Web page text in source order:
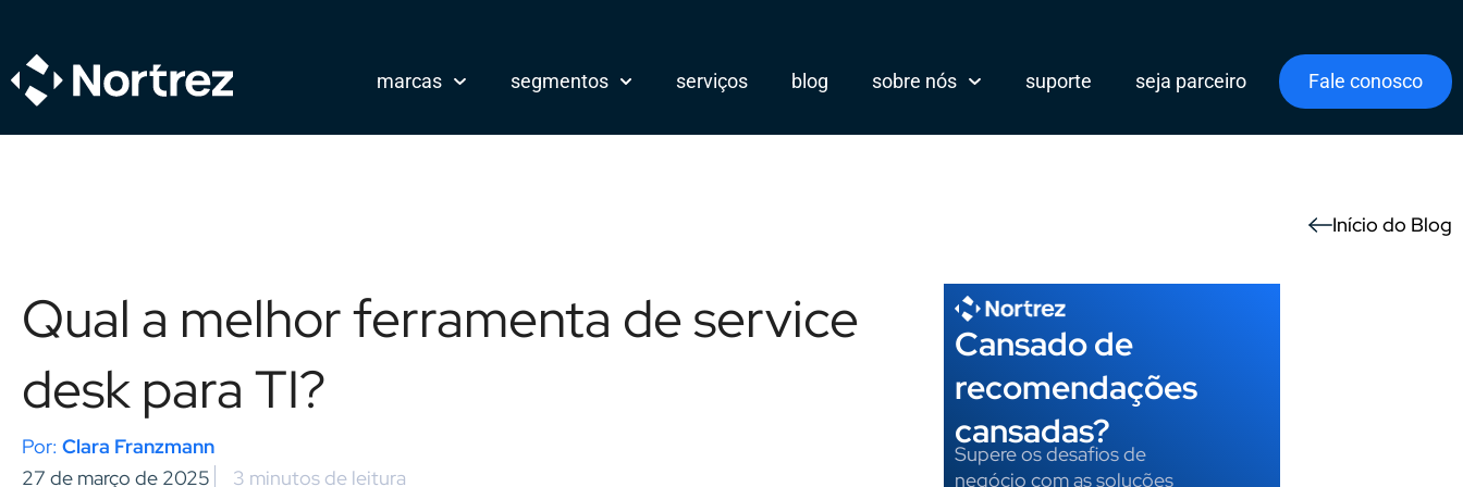
marcas segmentos serviços blog sobre nós suporte seja parceiro Fale conosco
Início do Blog
Qual a melhor ferramenta de service
desk para TI?
Clara Franzmann
27 de março de 2025
3 minutos de leitura
Cansado de
recomendações
cansadas?
Supere os desafios de
negócio com as soluções